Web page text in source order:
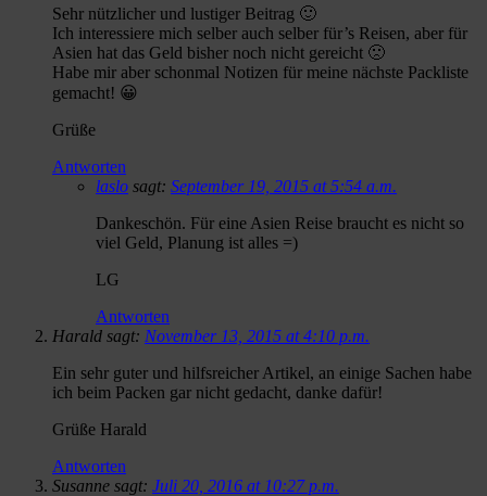
Sehr nützlicher und lustiger Beitrag 🙂
Ich interessiere mich selber auch selber für’s Reisen, aber für
Asien hat das Geld bisher noch nicht gereicht 🙁
Habe mir aber schonmal Notizen für meine nächste Packliste
gemacht! 😀
Grüße
Antworten
laslo sagt: September 19, 2015 at 5:54 a.m.
Dankeschön. Für eine Asien Reise braucht es nicht so
viel Geld, Planung ist alles =)
LG
Antworten
Harald sagt: November 13, 2015 at 4:10 p.m.
Ein sehr guter und hilfsreicher Artikel, an einige Sachen habe
ich beim Packen gar nicht gedacht, danke dafür!
Grüße Harald
Antworten
Susanne sagt: Juli 20, 2016 at 10:27 p.m.